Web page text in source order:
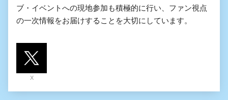
ブ・イベントへの現地参加も積極的に行い、ファン視点
の一次情報をお届けすることを大切にしています。
X